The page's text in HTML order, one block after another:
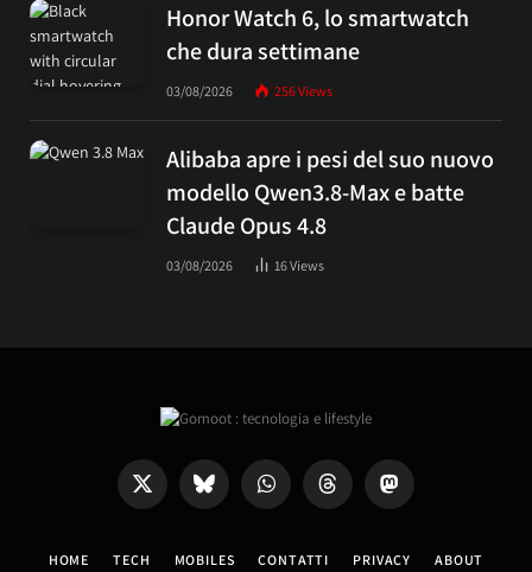
Honor Watch 6, lo smartwatch
che dura settimane
03/08/2026 256Views
Alibaba apre i pesi del suo nuovo
modello Qwen3.8-Max e batte
Claude Opus 4.8
03/08/2026 16Views
X
(Twitter)
Bluesky WhatsAppThreads Mastodon
HOME TECH MOBILES CONTATTI PRIVACY ABOUT